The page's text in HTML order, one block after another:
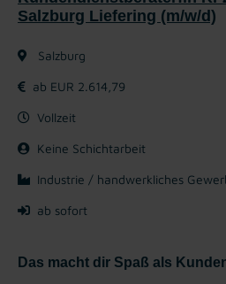
Salzburg Liefering (m/w/d)
Salzburg
ab EUR 2.614,79
Vollzeit
Keine Schichtarbeit
Industrie / handwerkliches
ab sofort
Das macht dir Spaß als